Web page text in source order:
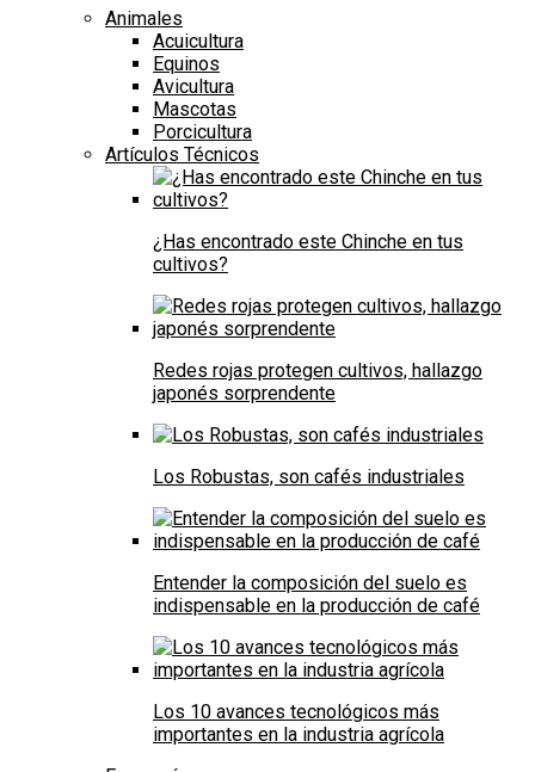
Animales
Acuicultura
Equinos
Avicultura
Mascotas
Porcicultura
Artículos Técnicos
¿Has encontrado este Chinche en tus
cultivos?
Redes rojas protegen cultivos, hallazgo
japonés sorprendente
Los Robustas, son cafés industriales
Entender la composición del suelo es
indispensable en la producción de café
Los 10 avances tecnológicos más
importantes en la industria agrícola